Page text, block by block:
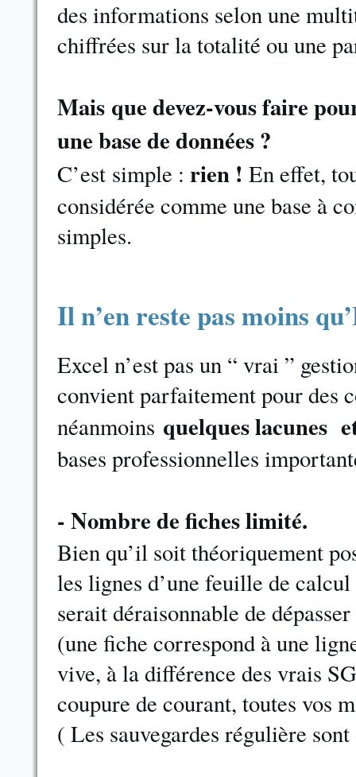
des informations selon une
chiffrées sur la totalité ou une
Mais que devez-vous faire
une base de données ?
C’est simple : rien ! En effet,
considérée comme une base à
simples.
Il n’en reste pas moins
Excel n’est pas un “ vrai ”
convient parfaitement pour des
néanmoins quelques lacunes
bases professionnelles
- Nombre de fiches limité.
Bien qu’il soit théoriquement
les lignes d’une feuille de
serait déraisonnable de
(une fiche correspond à une
vive, à la différence des vrais
coupure de courant, toutes vos
( Les sauvegardes régulière